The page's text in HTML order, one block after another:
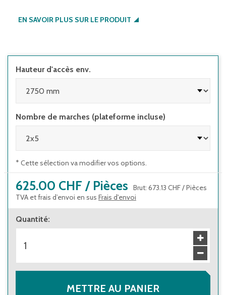
EN SAVOIR PLUS SUR LE PRODUIT
Hauteur d'accès env.
Nombre de marches (plateforme incluse)
* Cette sélection va modifier vos options.
625.00 CHF / Pièces Brut: 673.13 CHF/Pièces
TVA et frais d’envoi en sus Frais d'envoi
Quantité:
METTRE AU PANIER